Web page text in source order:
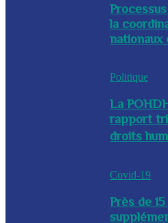
la
nationaux
Politique
La
rapport
droits
Covid-19
Près de